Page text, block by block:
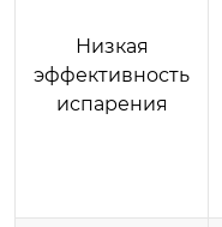
Низкая
эффективность
испарения